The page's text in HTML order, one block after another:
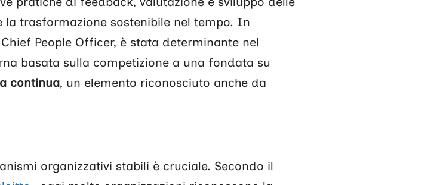
trasformazione sostenibile nel tempo. In
People Officer, è stata determinante nel
basata sulla competizione a una fondata su
continua, un elemento riconosciuto anche da
organizzativi stabili è cruciale. Secondo il